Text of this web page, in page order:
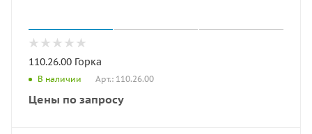
110.26.00 Горка
В наличии Арт.: 110.26.00
Цены по запросу